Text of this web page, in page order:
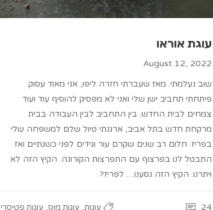
עוגת אוראו
August 12, 2022
שוב נעלמתי. מאז שעברתי חזרה ליפו, אני מאוד עסוק.
פיתחתי תחביב ישן שלי ואני לא מפסיק להוסיף עוד ועוד
צמחים לבית החדש. בין התחביב לבין העבודה בבית
מרקחת חדש בתל אביב, ארגנתי טיול שלם למשפחה שלי
בפריז. חלום רב שנים שקרם עור וגידים לפני כשנתיים ואז
התבטל לנו בפרצוף עם התפרצות הקורונה. הקיץ הזה לא
ויתרנו. הקיץ הזה נסענו… לפריז?
עוגות, עוגות מוס, עוגות פטיסרי 24